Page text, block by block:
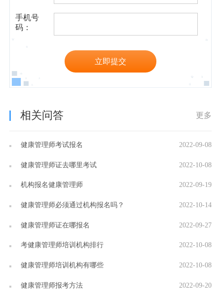
手机号
码：
立即提交
相关问答 更多
健康管理师考试报名 2022-09-08
健康管理师证去哪里考试 2022-10-08
机构报名健康管理师 2022-09-19
健康管理师必须通过机构报名吗？ 2022-10-14
健康管理师证在哪报名 2022-09-27
考健康管理师培训机构排行 2022-10-08
健康管理师培训机构有哪些 2022-10-08
健康管理师报考方法 2022-09-20